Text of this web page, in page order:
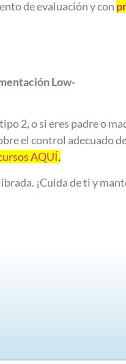
de evaluación y con
Low-
2, o si eres padre o
el control adecuado
AQUÍ.
¡Cuida de ti y